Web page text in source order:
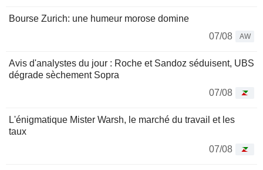
Bourse Zurich: une humeur morose domine
07/08
AW
Avis d'analystes du jour : Roche et Sandoz séduisent, UBS
dégrade sèchement Sopra
07/08
L'énigmatique Mister Warsh, le marché du travail et les
taux
07/08